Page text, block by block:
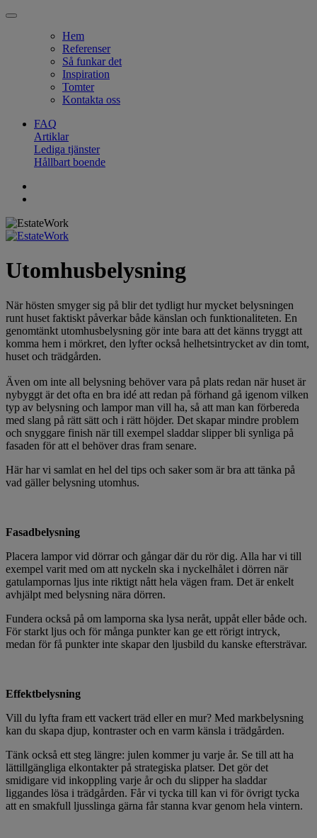
Hem
Referenser
Så funkar det
Inspiration
Tomter
Kontakta oss
FAQ
Artiklar
Lediga tjänster
Hållbart boende
Utomhusbelysning
När hösten smyger sig på blir det tydligt hur mycket belysningen
runt huset faktiskt påverkar både känslan och funktionaliteten. En
genomtänkt utomhusbelysning gör inte bara att det känns tryggt att
komma hem i mörkret, den lyfter också helhetsintrycket av din tomt,
huset och trädgården.
Även om inte all belysning behöver vara på plats redan när huset är
nybyggt är det ofta en bra idé att redan på förhand gå igenom vilken
typ av belysning och lampor man vill ha, så att man kan förbereda
med slang på rätt sätt och i rätt höjder. Det skapar mindre problem
och snyggare finish när till exempel sladdar slipper bli synliga på
fasaden för att el behöver dras fram senare.
Här har vi samlat en hel del tips och saker som är bra att tänka på
vad gäller belysning utomhus.
Fasadbelysning
Placera lampor vid dörrar och gångar där du rör dig. Alla har vi till
exempel varit med om att nyckeln ska i nyckelhålet i dörren när
gatulampornas ljus inte riktigt nått hela vägen fram. Det är enkelt
avhjälpt med belysning nära dörren.
Fundera också på om lamporna ska lysa neråt, uppåt eller både och.
För starkt ljus och för många punkter kan ge ett rörigt intryck,
medan för få punkter inte skapar den ljusbild du kanske eftersträvar.
Effektbelysning
Vill du lyfta fram ett vackert träd eller en mur? Med markbelysning
kan du skapa djup, kontraster och en varm känsla i trädgården.
Tänk också ett steg längre: julen kommer ju varje år. Se till att ha
lättillgängliga elkontakter på strategiska platser. Det gör det
smidigare vid inkoppling varje år och du slipper ha sladdar
liggandes lösa i trädgården. Får vi tycka till kan vi för övrigt tycka
att en smakfull ljusslinga gärna får stanna kvar genom hela vintern.